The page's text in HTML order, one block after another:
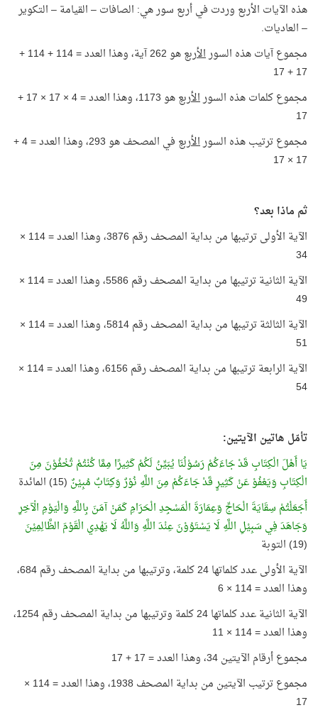
هذه الآيات الأربع وردت في أربع سور هي: الصافات – القيامة – التكوير
– العاديات.
مجموع آيات هذه السورالأربع
هو 262 آية، وهذا العدد = 114 + 114 +
17 + 17
مجموع كلمات هذه السورالأربع
هو 1173، وهذا العدد = 4 × 17 × 17 +
17
مجموع ترتيب هذه السورالأربع
في المصحف هو 293، وهذا العدد = 4 +
17 × 17
ثم ماذا بعد؟
الآية الأولى ترتيبها من بداية المصحف رقم 3876، وهذا العدد = 114 ×
34
الآية الثانية ترتيبها من بداية المصحف رقم 5586، وهذا العدد = 114 ×
49
الآية الثالثة ترتيبها من بداية المصحف رقم 5814، وهذا العدد = 114 ×
51
الآية الرابعة ترتيبها من بداية المصحف رقم 6156، وهذا العدد = 114 ×
54
تأمّل هاتين الآيتين:
يَا أَهْلَ الْكِتَابِ قَدْ جَاءَكُمْ رَسُوْلُنَا يُبَيِّنُ لَكُمْ كَثِيرًا مِمَّا كُنْتُمْ تُخْفُوْنَ مِنَ
الْكِتَابِ وَيَعْفُوْ عَنْ كَثِيرٍ قَدْ جَاءَكُمْ مِنَ اللَّهِ نُوْرٌ وَكِتَابٌ مُبِيْنٌ (15) المائدة
أَجَعَلْتُمْ سِقَايَةَ الْحَاجِّ وَعِمَارَةَ الْمَسْجِدِ الْحَرَامِ كَمَنْ آمَنَ بِاللَّهِ وَالْيَوْمِ الْآخِرِ
وَجَاهَدَ فِي سَبِيْلِ اللَّهِ لَا يَسْتَوُوْنَ عِنْدَ اللَّهِ وَاللَّهُ لَا يَهْدِي الْقَوْمَ الظَّالِمِيْنَ
(19) التوبة
الآية الأولى عدد كلماتها 24 كلمة، وترتيبها من بداية المصحف رقم 684،
وهذا العدد = 114 × 6
الآية الثانية عدد كلماتها 24 كلمة وترتيبها من بداية المصحف رقم 1254،
وهذا العدد = 114 × 11
مجموع أرقام الآيتين 34، وهذا العدد = 17 + 17
مجموع ترتيب الآيتين من بداية المصحف 1938، وهذا العدد = 114 ×
17